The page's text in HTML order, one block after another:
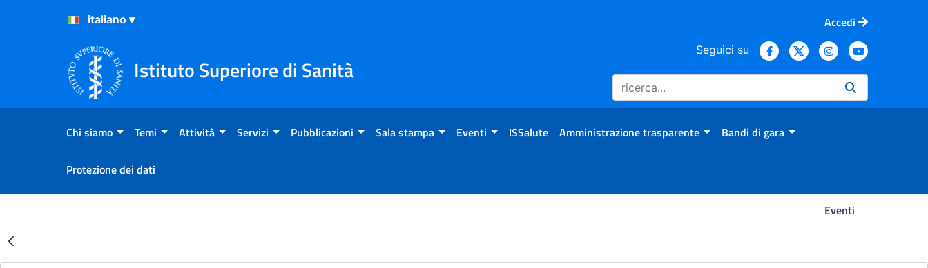
Salta al Contenuto
Salta al Footer
Accedi
Istituto Superiore di Sanità
Seguici su
Chi siamo Temi Attività Servizi Pubblicazioni Sala stampa Eventi ISSalute Amministrazione trasparente Bandi di gara
Protezione dei dati
Eventi
Risultati della Ricerca - Eventi